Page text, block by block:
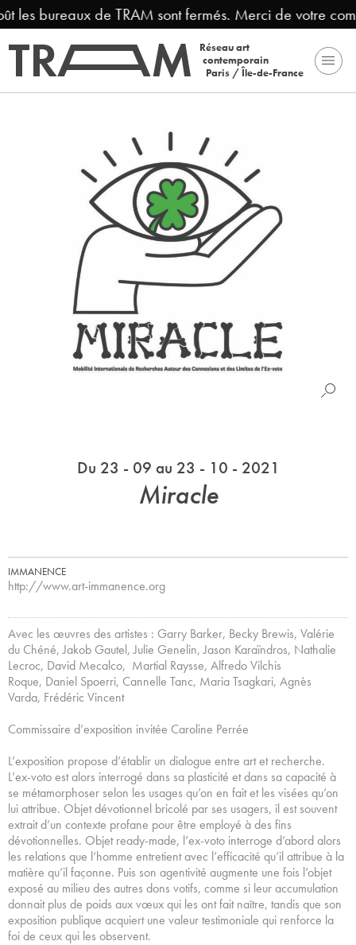
les bureaux de TRAM sont fermés. Merci de votre
Réseau art
contemporain
Paris / Île-de-France
Du 23 - 09 au 23 - 10 - 2021
Miracle
IMMANENCE
http://www.art-immanence.org
Avec les œuvres des artistes : Garry Barker, Becky Brewis, Valérie
du Chéné, Jakob Gautel, Julie Genelin, Jason Karaïndros, Nathalie
Lecroc, David Mecalco, Martial Raysse, Alfredo Vilchis
Roque, Daniel Spoerri, Cannelle Tanc, Maria Tsagkari, Agnès
Varda, Frédéric Vincent
Commissaire d’exposition invitée Caroline Perrée
L’exposition propose d’établir un dialogue entre art et recherche.
L’ex-voto est alors interrogé dans sa plasticité et dans sa capacité à
se métamorphoser selon les usages qu’on en fait et les visées qu’on
lui attribue. Objet dévotionnel bricolé par ses usagers, il est souvent
extrait d’un contexte profane pour être employé à des fins
dévotionnelles. Objet ready-made, l’ex-voto interroge d’abord alors
les relations que l’homme entretient avec l’efficacité qu’il attribue à la
matière qu’il façonne. Puis son agentivité augmente une fois l’objet
exposé au milieu des autres dons votifs, comme si leur accumulation
donnait plus de poids aux vœux qui les ont fait naître, tandis que son
exposition publique acquiert une valeur testimoniale qui renforce la
foi de ceux qui les observent.